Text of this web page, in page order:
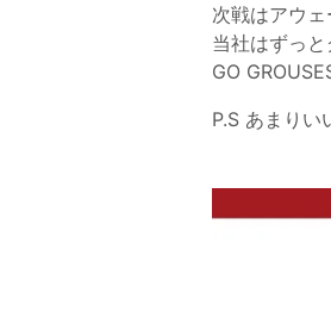
次戦はアウェ
当社はずっと
GO
P.S あまりい